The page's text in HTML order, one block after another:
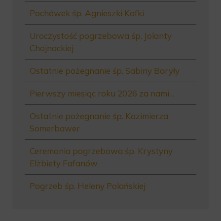
Pochówek śp. Agnieszki Kafki
Uroczystość pogrzebowa śp. Jolanty
Chojnackiej
Ostatnie pożegnanie śp. Sabiny Baryły
Pierwszy miesiąc roku 2026 za nami…
Ostatnie pożegnanie śp. Kazimierza
Somerbawer
Ceremonia pogrzebowa śp. Krystyny
Elżbiety Fafanów
Pogrzeb śp. Heleny Polańskiej